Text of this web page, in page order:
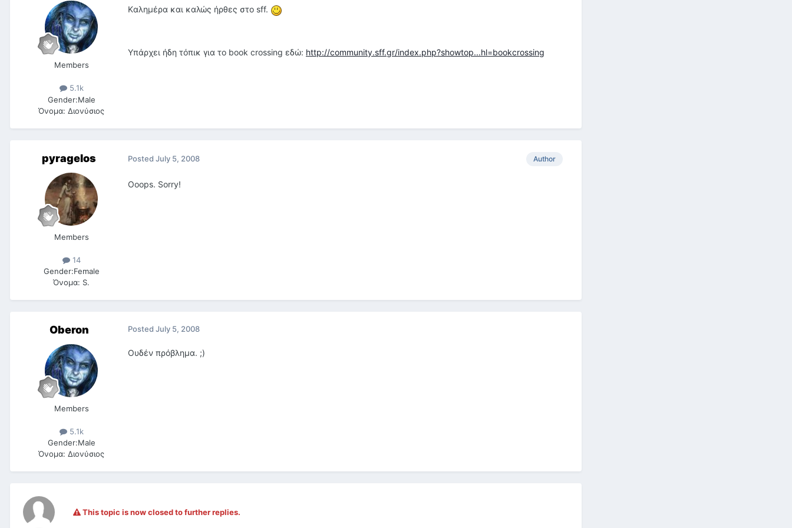
Members
5.1k
Gender:Male
Όνομα: Διονύσιος
Kαλημέρα και καλώς ήρθες στο sff.
Υπάρχει ήδη τόπικ για το book crossing εδώ: http://community.sff.gr/index.php?showtop...hl=bookcrossing
pyragelos
Members
14
Gender:Female
Όνομα: S.
Author
Posted July 5, 2008
Ooops. Sorry!
Oberon
Members
5.1k
Gender:Male
Όνομα: Διονύσιος
Posted July 5, 2008
Oυδέν πρόβλημα. ;)
This topic is now closed to further replies.